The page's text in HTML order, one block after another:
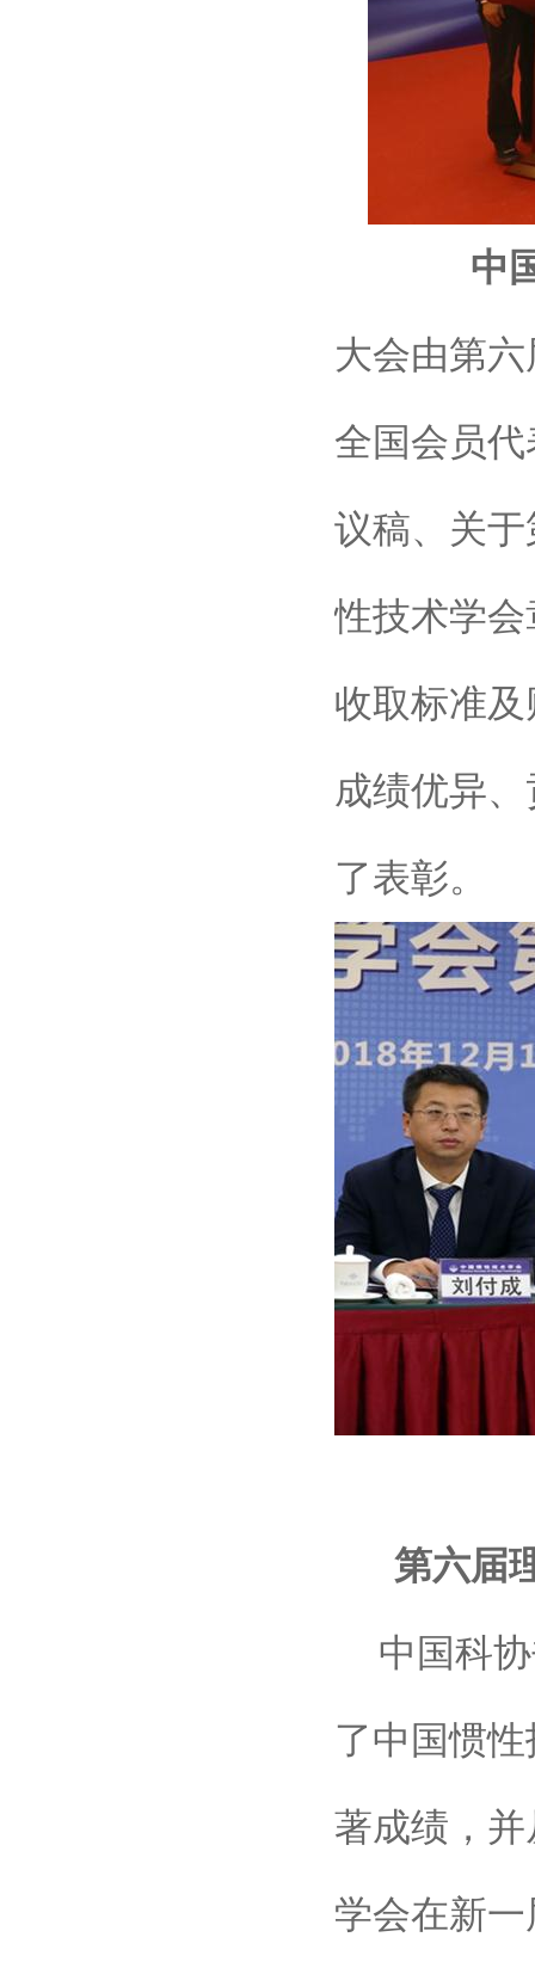
中
大会由第
全国会员
议稿、关
性技术学
收取标准
成绩优异
了表彰。
第六届
中国科
了中国惯
著成绩，
学会在新